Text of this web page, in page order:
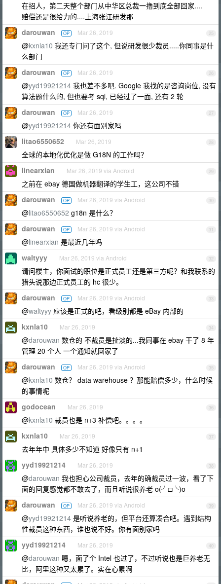
在招人，第二天整个部门从中华区总裁一撸到底全部回家....
赔偿还是很给力的....上海张江研发那
25
darouwan OP Mar 26, 2019
@kxnla10 我还专门问了这个, 但说研发很少裁员.....你同事是什
么部门
26
darouwan OP Mar 26, 2019
@yyd19921214 我也差不多吧. Google 我找的是咨询岗位, 没有
算法题什么的, 但也要考 sql, 已经过了一面, 还有 2 轮
27
darouwan OP Mar 26, 2019
@yyd19921214 你还有面别家吗
28
litao6550652 Mar 26, 2019
全球的本地化优化是做 G18N 的工作吗？
29
linearxian Mar 26, 2019 via Android
之前在 ebay 德国做机器翻译的学生工，这公司不错
30
darouwan OP Mar 26, 2019 via Android
@litao6550652 g18n 是什么？
31
darouwan OP Mar 26, 2019 via Android
@linearxian 是最近几年吗
32
waltyyy Mar 26, 2019 via Android
请问楼主，你面试的职位是正式员工还是第三方呢？和我联系的
猎头说那边正式员工的 hc 很少。
33
darouwan OP Mar 26, 2019 via Android
@waltyyy 应该是正式的吧，看级别都是 eBay 内部的
34
kxnla10 Mar 26, 2019
@darouwan 数仓的 不裁员是扯淡的...我同事在 ebay 干了 8 年
管理 20 个人 一个通知就回家了
35
darouwan OP Mar 26, 2019 via Android
@kxnla10 数仓？ data warehouse ？那能赔偿多少，什么时候
的事情呢
36
godocean Mar 26, 2019
@kxnla10 裁员也是 n+3 补偿吧。。。。
37
kxnla10 Mar 26, 2019
去年年中 具体多少不知道 好像只有 n+1
38
yyd19921214 Mar 26, 2019
@darouwan 我也担心公司裁员，去年的确裁员过一波，看了下
面的回复感觉都不敢去了，而且听说很养老 o(╯□╰)o
39
darouwan OP Mar 26, 2019 via Android
@yyd19921214 是听说养老的，但平台还算凑合吧。遇到结构
性裁员这种东西，谁也说不好。你有面别家吗
40
yyd19921214 Mar 26, 2019
@darouwan 嗯，面了个 Intel 也过了，不过听说也是巨养老无
比，阿里这种又太累了。实在心累啊